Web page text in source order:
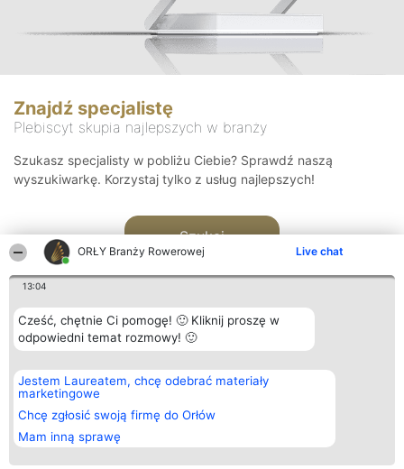
ORŁY Branży Rowerowej Live chat
13:04
Cześć, chętnie Ci pomogę! 🙂 Kliknij proszę w
odpowiedni temat rozmowy! 🙂
Jestem Laureatem, chcę odebrać materiały
marketingowe
Chcę zgłosić swoją firmę do Orłów
Mam inną sprawę
Znajdź specjalistę
Plebiscyt skupia najlepszych w branży
Szukasz specjalisty w pobliżu Ciebie? Sprawdź naszą
wyszukiwarkę. Korzystaj tylko z usług najlepszych!
Szukaj
Organizator plebiscytu
Bright Side Solutions sp. z o.
o. sp. k.
ul. Ruska 22
Wrocław 50-079
KRS 0000749100 | Regon
381313360 | NIP 8943132676
Plebiscyt
Laureaci
wszystkich
Laureatów
Regulamin
Kontakt
Kontakt